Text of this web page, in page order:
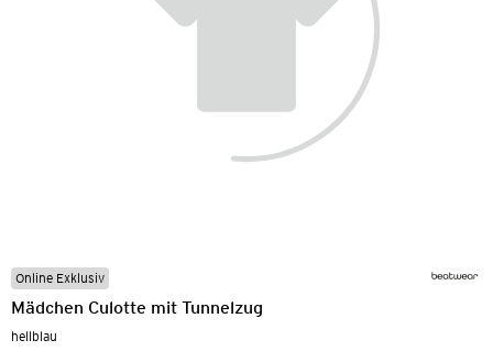
Online Exklusiv
Mädchen Culotte mit Tunnelzug
hellblau